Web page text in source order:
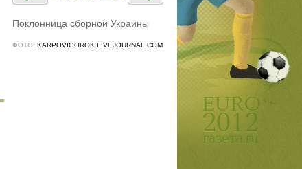
Поклонница сборной Украины
ФОТО: KARPOVIGOROK.LIVEJOURNAL.COM